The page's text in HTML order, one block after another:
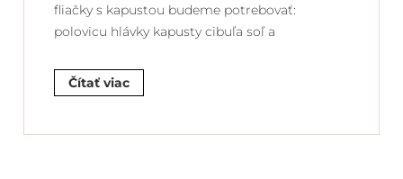
fliačky s kapustou budeme potrebovať:
polovicu hlávky kapusty cibuľa soľ a
Čítať viac